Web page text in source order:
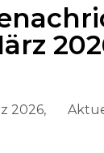
2026,